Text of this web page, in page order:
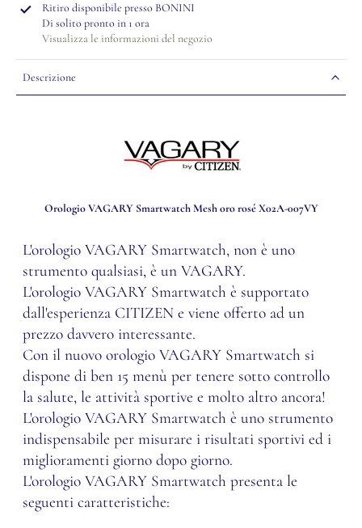
Ritiro disponibile presso BONINI
Di solito pronto in 1 ora
Visualizza le informazioni del negozio
Descrizione
Orologio VAGARY Smartwatch Mesh oro rosé X02A-007VY
L'orologio VAGARY Smartwatch, non è uno
strumento qualsiasi, è un VAGARY.
L'orologio VAGARY Smartwatch è supportato
dall'esperienza CITIZEN e viene offerto ad un
prezzo davvero interessante.
Con il nuovo orologio VAGARY Smartwatch si
dispone di ben 15 menù per tenere sotto controllo
la salute, le attività sportive e molto altro ancora!
L'orologio VAGARY Smartwatch è uno strumento
indispensabile per misurare i risultati sportivi ed i
miglioramenti giorno dopo giorno.
L'orologio VAGARY Smartwatch presenta le
seguenti caratteristiche: